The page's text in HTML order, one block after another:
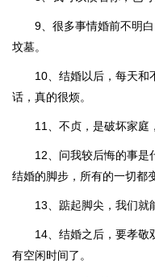
9、很多事情婚前不明
坟墓。
10、结婚以后，每天和
话，真的很烦。
11、不贞，是破坏家庭
12、问我较后悔的事是
结婚的脚步，所有的一切都
13、踮起脚尖，我们就
14、结婚之后，要孝敬
有空闲时间了。